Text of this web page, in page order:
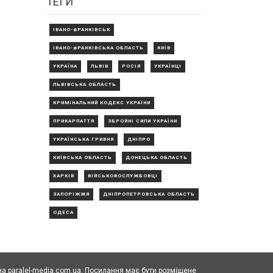
ІВАНО-ФРАНКІВСЬК
ІВАНО-ФРАНКІВСЬКА ОБЛАСТЬ КИЇВ
УКРАЇНА ЛЬВІВ РОСІЯ УКРАЇНЦІ
ЛЬВІВСЬКА ОБЛАСТЬ
КРИМІНАЛЬНИЙ КОДЕКС УКРАЇНИ
ПРИКАРПАТТЯ ЗБРОЙНІ СИЛИ УКРАЇНИ
УКРАЇНСЬКА ГРИВНЯ ДНІПРО
КИЇВСЬКА ОБЛАСТЬ ДОНЕЦЬКА ОБЛАСТЬ
ХАРКІВ ВІЙСЬКОВОСЛУЖБОВЦІ
ЗАПОРІЖЖЯ ДНІПРОПЕТРОВСЬКА ОБЛАСТЬ
ОДЕСА
paralel-media.com.ua. Посилання має бути розміщене